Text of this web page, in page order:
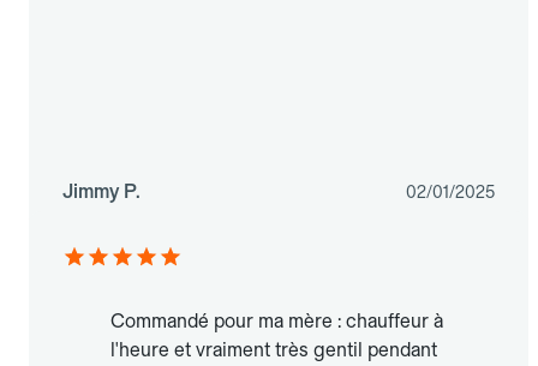
Jimmy P. 02/01/2025
Commandé pour ma mère : chauffeur à
l'heure et vraiment très gentil pendant